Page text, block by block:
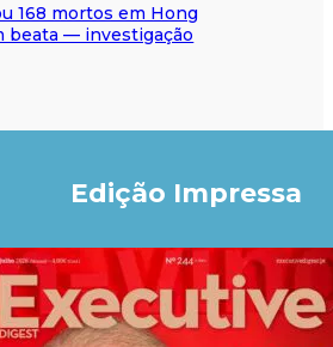
168 mortos em Hong
beata — investigação
Edição Impressa